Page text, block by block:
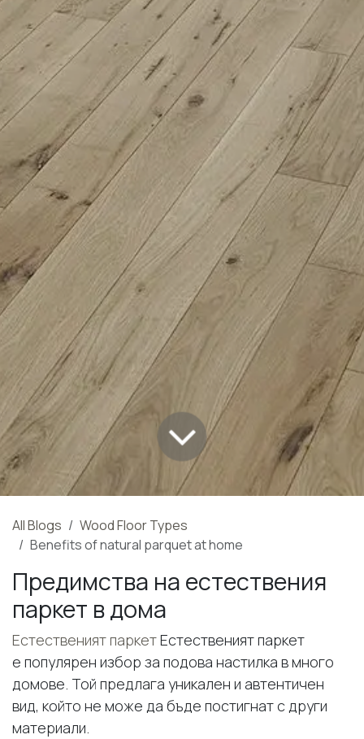
All Blogs
Wood Floor Types
Benefits of natural parquet at home
Предимства на естествения
паркет в дома
Естественият паркетЕстественият паркет
е популярен избор за подова настилка в много
домове. Той предлага уникален и автентичен
вид, който не може да бъде постигнат с други
материали.